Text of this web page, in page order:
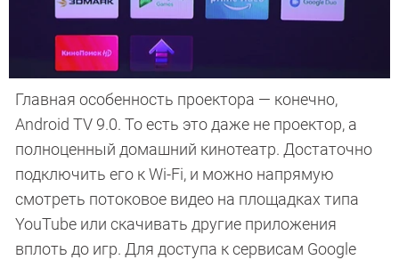
Главная особенность проектора — конечно,
Android TV 9.0. То есть это даже не проектор, а
полноценный домашний кинотеатр. Достаточно
подключить его к Wi-Fi, и можно напрямую
смотреть потоковое видео на площадках типа
YouTube или скачивать другие приложения
вплоть до игр. Для доступа к сервисам Google